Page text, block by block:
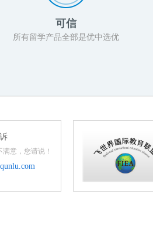
可信
所有留学产品全部是优中选优
满意，您请说！